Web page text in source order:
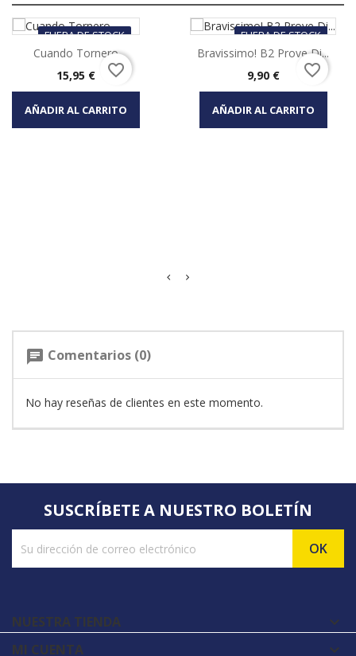
FUERA DE STOCK
Cuando Tornero
Precio
15,95 €
AÑADIR AL CARRITO
favorite_border
FUERA DE STOCK
Bravissimo! B2 Prove Di...
Precio
9,90 €
AÑADIR AL CARRITO
favorite_border
chat Comentarios (0)
No hay reseñas de clientes en este momento.
SUSCRÍBETE A NUESTRO BOLETÍN
NUESTRA TIENDA 
MI CUENTA 